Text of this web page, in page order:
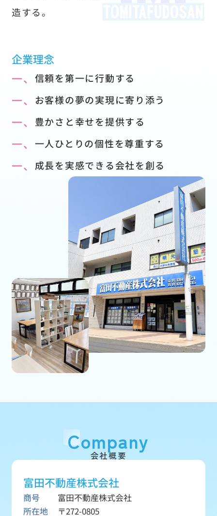
造する。
企業理念
一、 信頼を第一に行動する
一、 お客様の夢の実現に寄り添う
一、 豊かさと幸せを提供する
一、 一人ひとりの個性を尊重する
一、 成長を実感できる会社を創る
Company
会社概要
富田不動産株式会社
商号
富田不動産株式会社
所在地
〒272-0805